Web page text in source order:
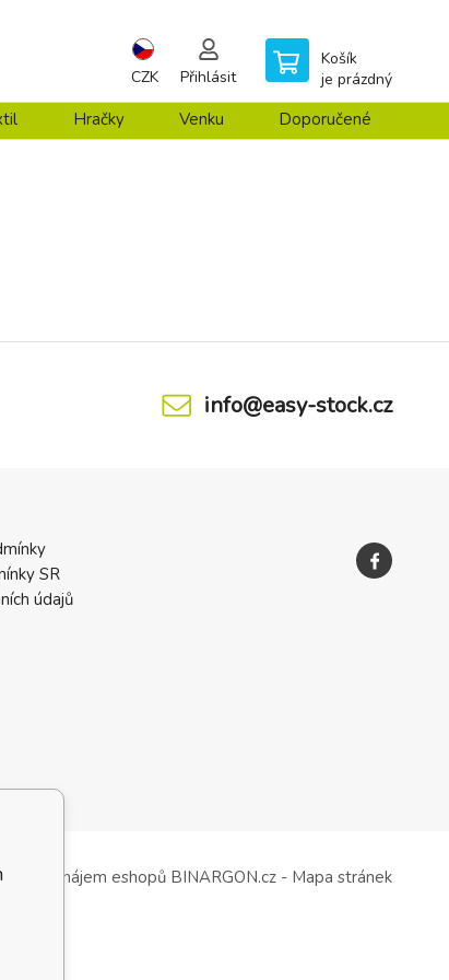
CZK Přihlásit
Košík
je prázdný
Hračky Venku Doporučené
info@easy-stock.cz
SR
údajů
a pronájem eshopů BINARGON.cz - Mapa stránek